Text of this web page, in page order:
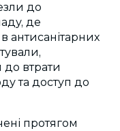
до
де
антисанітарних
втрати
та доступ до
протягом